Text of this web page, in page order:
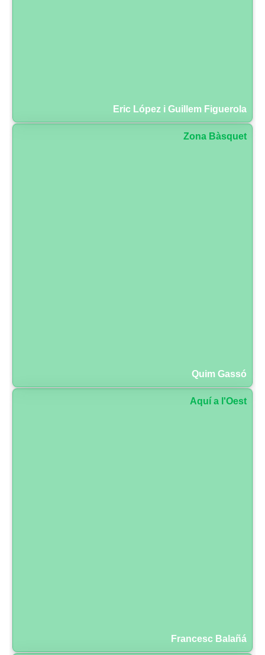
Eric López i Guillem Figuerola
Zona Bàsquet
Quim Gassó
Aquí a l'Oest
Francesc Balañá